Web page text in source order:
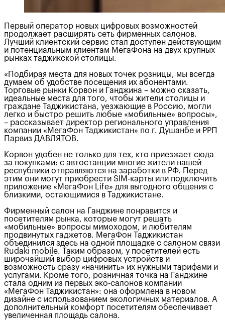
Первый оператор новых цифровых возможностей
продолжает расширять сеть фирменных салонов.
Лучший клиентский сервис стал доступен действующим
и потенциальным клиентам МегаФона на двух крупных
рынках таджикской столицы.
«Подбирая места для новых точек розницы, мы всегда
думаем об удобстве посещения их абонентами.
Торговые рынки Корвон и Ганджина – можно сказать,
идеальные места для того, чтобы жители столицы и
граждане Таджикистана, уезжающие в Россию, могли
легко и быстро решить любые «мобильные» вопросы»,
– рассказывает директор регионального управления
компании «МегаФон Таджикистан» по г. Душанбе и РРП
Парвиз ДАВЛЯТОВ.
Корвон удобен не только для тех, кто приезжает сюда
за покупками: с автостанции многие жители нашей
республики отправляются на заработки в РФ. Перед
этим они могут приобрести SIM-карты или подключить
приложение «МегаФон Life» для выгодного общения с
близкими, остающимися в Таджикистане.
Фирменный салон на Ганджине понравится и
посетителям рынка, которые могут решать
«мобильные» вопросы мимоходом, и любителям
продвинутых гаджетов. МегаФон Таджикистан
объединился здесь на одной площадке с салоном связи
Rudaki mobile. Таким образом, у посетителей есть
широчайший выбор цифровых устройств и
возможность сразу «начинить» их нужными тарифами и
услугами. Кроме того, розничная точка на Ганджине
стала одним из первых эко-салонов компании
«МегаФон Таджикистан»: она оформлена в новом
дизайне с использованием экологичных материалов. А
дополнительный комфорт посетителям обеспечивает
увеличенная площадь салона.